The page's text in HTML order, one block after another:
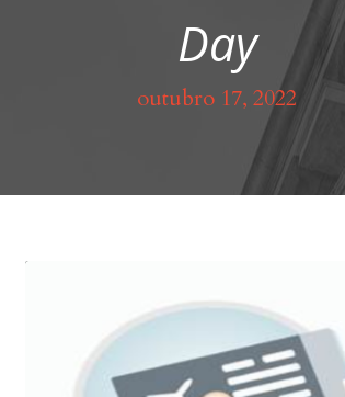
Day
outubro 17, 2022